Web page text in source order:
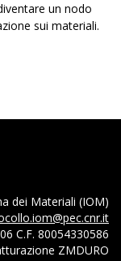
un nodo
sui materiali.
dei Materiali (IOM)
C.F. 80054330586
ZMDURO